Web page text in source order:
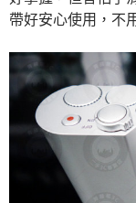
帶好安心使用，不